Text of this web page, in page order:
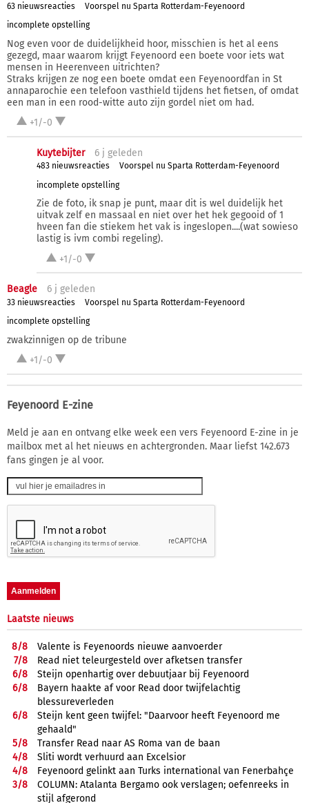
63 nieuwsreacties
Voorspel nu Sparta Rotterdam-Feyenoord
incomplete opstelling
Nog even voor de duidelijkheid hoor, misschien is het al eens
gezegd, maar waarom krijgt Feyenoord een boete voor iets wat
mensen in Heerenveen uitrichten?
Straks krijgen ze nog een boete omdat een Feyenoordfan in St
annaparochie een telefoon vasthield tijdens het fietsen, of omdat
een man in een rood-witte auto zijn gordel niet om had.
+1/-0
Kuytebijter 6 j geleden
483 nieuwsreacties
Voorspel nu Sparta Rotterdam-Feyenoord
incomplete opstelling
Zie de foto, ik snap je punt, maar dit is wel duidelijk het
uitvak zelf en massaal en niet over het hek gegooid of 1
hveen fan die stiekem het vak is ingeslopen....(wat sowieso
lastig is ivm combi regeling).
+1/-0
Beagle 6 j geleden
33 nieuwsreacties
Voorspel nu Sparta Rotterdam-Feyenoord
incomplete opstelling
zwakzinnigen op de tribune
+1/-0
Feyenoord E-zine
Meld je aan en ontvang elke week een vers Feyenoord E-zine in je
mailbox met al het nieuws en achtergronden. Maar liefst 142.673
fans gingen je al voor.
Laatste nieuws
8/8
Valente is Feyenoords nieuwe aanvoerder
7/8
Read niet teleurgesteld over afketsen transfer
6/8
Steijn openhartig over debuutjaar bij Feyenoord
6/8
Bayern haakte af voor Read door twijfelachtig
blessureverleden
6/8
Steijn kent geen twijfel: "Daarvoor heeft Feyenoord me
gehaald"
5/8
Transfer Read naar AS Roma van de baan
4/8
Sliti wordt verhuurd aan Excelsior
4/8
Feyenoord gelinkt aan Turks international van Fenerbahçe
3/8
COLUMN: Atalanta Bergamo ook verslagen; oefenreeks in
stijl afgerond